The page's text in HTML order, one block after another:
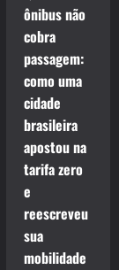
ônibus não
cobra
passagem:
como uma
cidade
brasileira
apostou na
tarifa zero
e
reescreveu
sua
mobilidade